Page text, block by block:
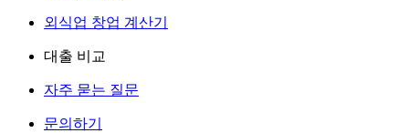
외식업 창업 계산기
대출 비교
자주 묻는 질문
문의하기